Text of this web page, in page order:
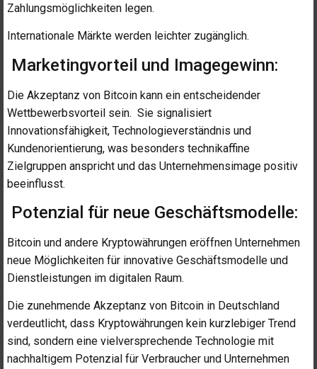
Zahlungsmöglichkeiten legen.
Internationale Märkte werden leichter zugänglich.
Marketingvorteil und Imagegewinn:
Die Akzeptanz von Bitcoin kann ein entscheidender
Wettbewerbsvorteil sein. Sie signalisiert
Innovationsfähigkeit, Technologieverständnis und
Kundenorientierung, was besonders technikaffine
Zielgruppen anspricht und das Unternehmensimage positiv
beeinflusst.
Potenzial für neue Geschäftsmodelle:
Bitcoin und andere Kryptowährungen eröffnen Unternehmen
neue Möglichkeiten für innovative Geschäftsmodelle und
Dienstleistungen im digitalen Raum.
Die zunehmende Akzeptanz von Bitcoin in Deutschland
verdeutlicht, dass Kryptowährungen kein kurzlebiger Trend
sind, sondern eine vielversprechende Technologie mit
nachhaltigem Potenzial für Verbraucher und Unternehmen